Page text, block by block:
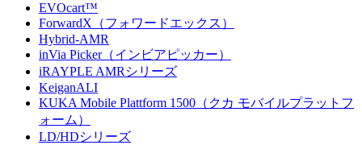
EVOcart™
ForwardX（フォワードエックス）
Hybrid-AMR
inVia Picker（インビアピッカー）
iRAYPLE AMRシリーズ
KeiganALI
KUKA Mobile Plattform 1500（クカ モバイルプラットフ
ォーム）
LD/HDシリーズ